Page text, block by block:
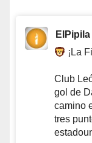
ElPipila
¡La
Club
gol de
camino
tres